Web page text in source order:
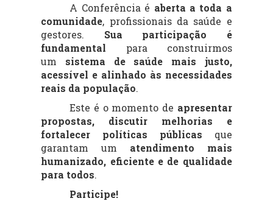
A Conferência é aberta a toda a
comunidade, profissionais da saúde e
gestores. Sua participação é
fundamental para construirmos
um sistema de saúde mais justo,
acessível e alinhado às necessidades
reais da população.
Este é o momento de apresentar
propostas, discutir melhorias e
fortalecer políticas públicas que
garantam um atendimento mais
humanizado, eficiente e de qualidade
para todos.
Participe!